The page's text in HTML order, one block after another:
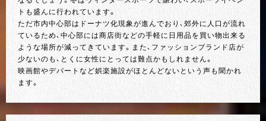
トも盛んに行われています。
ただ市内中心部はドーナツ化現象が進んでおり、郊外に人口が流れ
ているため、中心部には商店街などの手軽に日用品を買い物出来る
ような場所が減ってきています。また、ファッションブランド店が
少ないのも、とくに女性にとっては難点かもしれません。
映画館やデパートなど娯楽施設がほとんどないという声も聞かれ
ます。